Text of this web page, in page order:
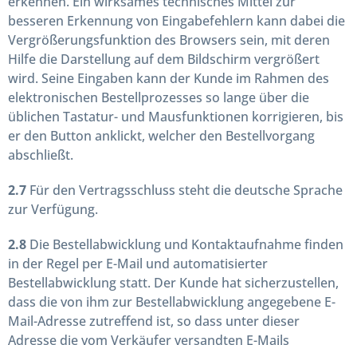
besseren Erkennung von Eingabefehlern kann dabei die
Vergrößerungsfunktion des Browsers sein, mit deren
Hilfe die Darstellung auf dem Bildschirm vergrößert
wird. Seine Eingaben kann der Kunde im Rahmen des
elektronischen Bestellprozesses so lange über die
üblichen Tastatur- und Mausfunktionen korrigieren, bis
er den Button anklickt, welcher den Bestellvorgang
abschließt.
2.7 Für den Vertragsschluss steht die deutsche Sprache
zur Verfügung.
2.8 Die Bestellabwicklung und Kontaktaufnahme finden
in der Regel per E-Mail und automatisierter
Bestellabwicklung statt. Der Kunde hat sicherzustellen,
dass die von ihm zur Bestellabwicklung angegebene E-
Mail-Adresse zutreffend ist, so dass unter dieser
Adresse die vom Verkäufer versandten E-Mails